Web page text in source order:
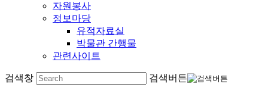
자원봉사
정보마당
유적자료실
박물관 간행물
관련사이트
검색창 검색버튼